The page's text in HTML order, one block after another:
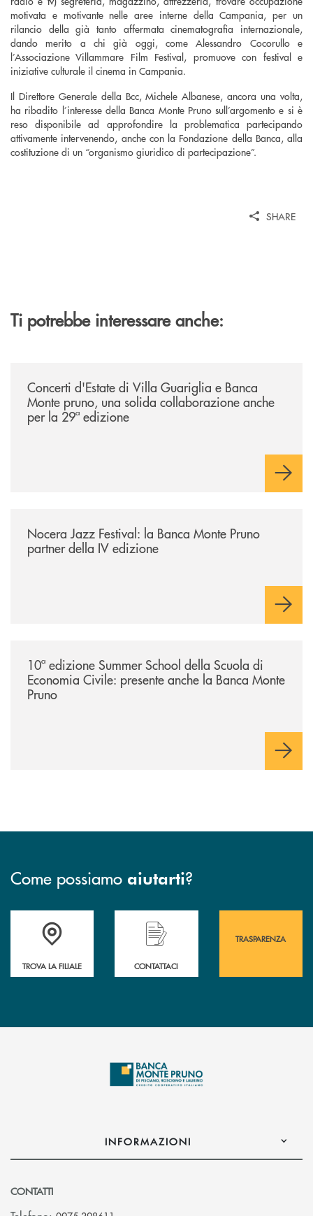
motivata e motivante nelle aree interne della Campania, per un
rilancio della già tanto affermata cinematografia internazionale,
dando merito a chi già oggi, come Alessandro Cocorullo e
l’Associazione Villammare Film Festival, promuove con festival e
iniziative culturale il cinema in Campania.
Il Direttore Generale della Bcc, Michele Albanese, ancora una volta,
ha ribadito l’interesse della Banca Monte Pruno sull’argomento e si è
reso disponibile ad approfondire la problematica partecipando
attivamente intervenendo, anche con la Fondazione della Banca, alla
costituzione di un “organismo giuridico di partecipazione”.
SHARE
Ti potrebbe interessare anche:
Concerti d'Estate di Villa Guariglia e Banca
Monte pruno, una solida collaborazione anche
per la 29ª edizione
Nocera Jazz Festival: la Banca Monte Pruno
partner della IV edizione
10ª edizione Summer School della Scuola di
Economia Civile: presente anche la Banca Monte
Pruno
Come possiamo aiutarti?
Accedi all' elenco completo&nbsp; delle&nbsp; filiali&nbsp; di Banca
TROVA LA FILIALE
Hai bisogno di assistenza immediata?
CONTATTACI
TRASPARENZA
INFORMAZIONI
CONTATTI